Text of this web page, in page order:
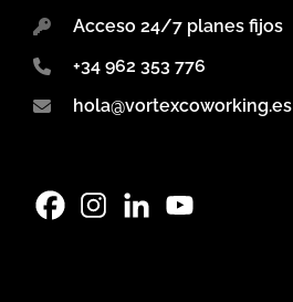
Acceso 24/7 planes fijos
+34 962 353 776
hola@vortexcoworking.es